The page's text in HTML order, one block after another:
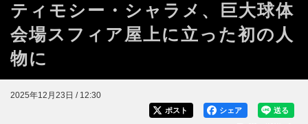
ティモシー・シャラメ、巨大球体
会場スフィア屋上に立った初の人
物に
2025年12月23日 / 12:30
送る
シェア
ポスト